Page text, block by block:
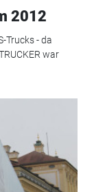
2012
Trucks - da
war